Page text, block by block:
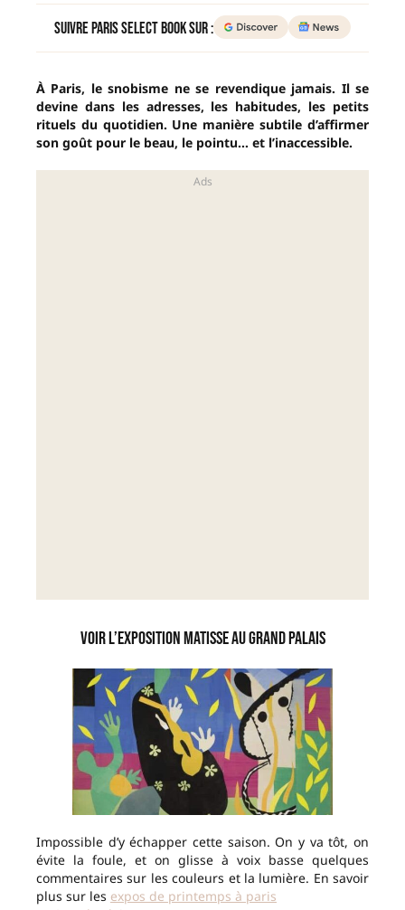
Suivre Paris Select Book sur :
À Paris, le snobisme ne se revendique jamais. Il se
devine dans les adresses, les habitudes, les petits
rituels du quotidien. Une manière subtile d’affirmer
son goût pour le beau, le pointu… et l’inaccessible.
Voir l’exposition Matisse au Grand Palais
Impossible d’y échapper cette saison. On y va tôt, on
évite la foule, et on glisse à voix basse quelques
commentaires sur les couleurs et la lumière. En savoir
plus sur les expos de printemps à paris